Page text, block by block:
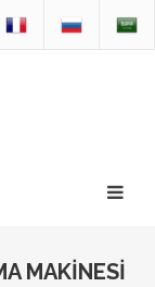
MAKİNESİ